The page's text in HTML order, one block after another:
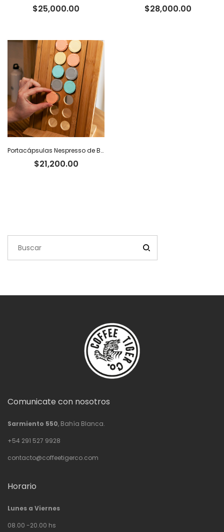
$25,000.00 $28,000.00
Portacápsulas Nespresso de Bambú
$21,200.00
Comunicate con nosotros
Sarmiento 550, Bahía Blanca.
+54 291 527 9928
contacto@coffeetigerco.com
Horario
Lunes a Viernes
08.00 -20.00 hs